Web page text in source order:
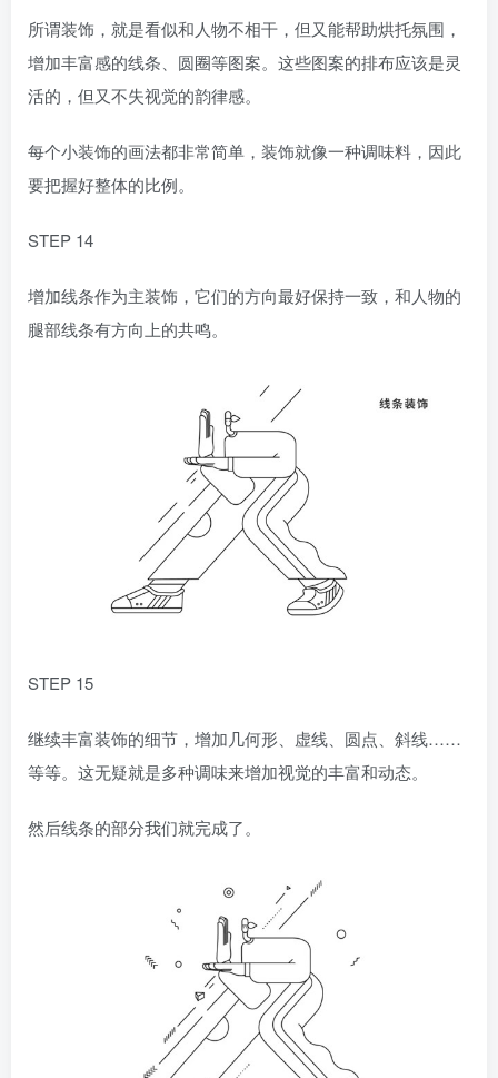
所谓装饰，就是看似和人物不相干，但又能帮助烘托氛围，
增加丰富感的线条、圆圈等图案。这些图案的排布应该是灵
活的，但又不失视觉的韵律感。
每个小装饰的画法都非常简单，装饰就像一种调味料，因此
要把握好整体的比例。
STEP 14
增加线条作为主装饰，它们的方向最好保持一致，和人物的
腿部线条有方向上的共鸣。
STEP 15
继续丰富装饰的细节，增加几何形、虚线、圆点、斜线……
等等。这无疑就是多种调味来增加视觉的丰富和动态。
然后线条的部分我们就完成了。